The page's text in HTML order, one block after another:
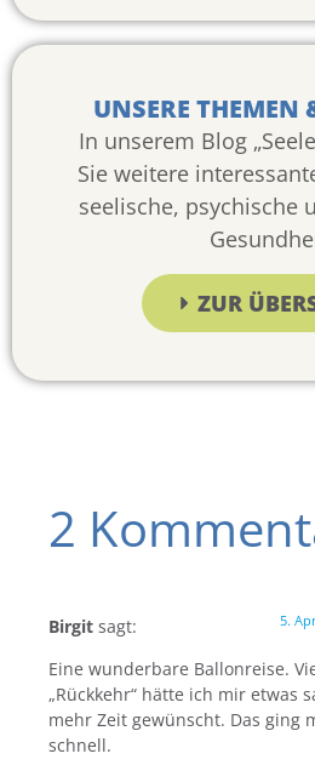
UNSERE THEMEN
In unserem Blog
Sie weitere
seelische, psychische
ZUR
2
Birgit sagt: 5.
Eine wunderbare Ballonreise.
„Rückkehr“ hätte ich mir etwas
mehr Zeit gewünscht. Das ging
schnell.